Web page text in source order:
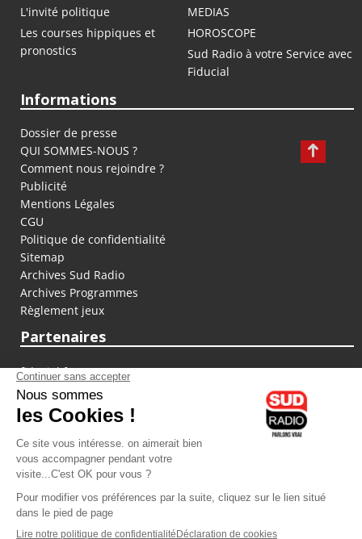
L'invité politique
MEDIAS
Les courses hippiques et
pronostics
HOROSCOPE
Sud Radio à votre Service avec
Fiducial
Informations
Dossier de presse
QUI SOMMES-NOUS ?
Comment nous rejoindre ?
Publicité
Mentions Légales
CGU
Politique de confidentialité
Sitemap
Archives Sud Radio
Archives Programmes
Règlement jeux
Partenaires
fiducial.fr
lyoncapitale.fr
olympique-et-lyonnais.com
L'application Iphone / Android
Téléchargez l'application
Les cookies